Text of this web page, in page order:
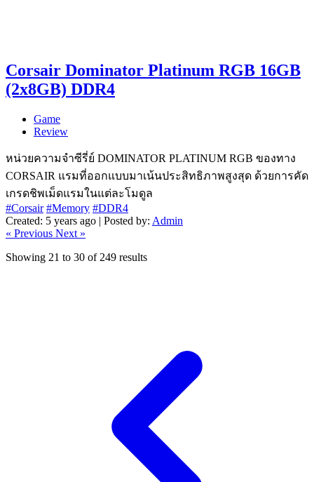
Corsair Dominator Platinum RGB 16GB
(2x8GB) DDR4
Game
Review
หน่วยความจำซีรี่ย์ DOMINATOR PLATINUM RGB ของทาง
CORSAIR แรมที่ออกแบบมาเน้นประสิทธิภาพสูงสุด ด้วยการคัด
เกรดชิพเม็ดแรมในแต่ละโมดูล
#Corsair #Memory #DDR4
Created: 5 years ago | Posted by: Admin
« Previous Next »
Showing 21 to 30 of 249 results